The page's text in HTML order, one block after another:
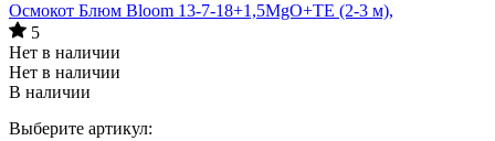
Осмокот Блюм Bloom 13-7-18+1,5MgO+TE (2-3 м),
5
Нет в наличии
Нет в наличии
В наличии
Выберите артикул: